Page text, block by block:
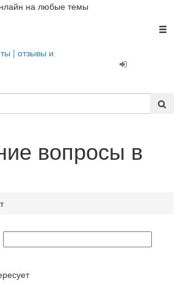
на любые темы
вопросы в